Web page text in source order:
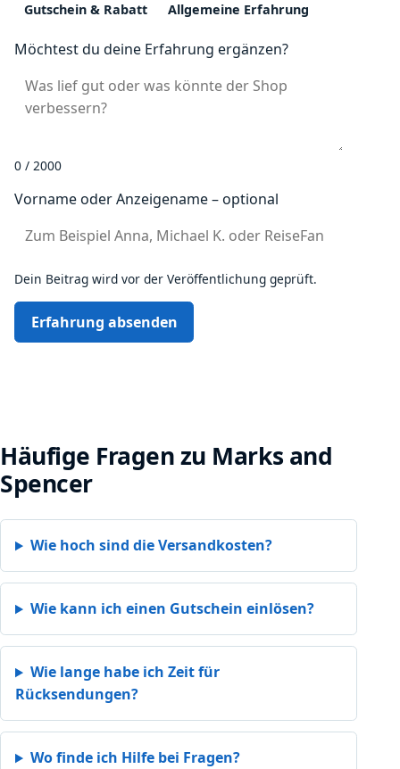
Gutschein & Rabatt
Allgemeine Erfahrung
Möchtest du deine Erfahrung ergänzen?
0 / 2000
Vorname oder Anzeigename – optional
Dein Beitrag wird vor der Veröffentlichung geprüft.
Erfahrung absenden
Häufige Fragen zu Marks and
Spencer
Wie hoch sind die Versandkosten?
Wie kann ich einen Gutschein einlösen?
Wie lange habe ich Zeit für
Rücksendungen?
Wo finde ich Hilfe bei Fragen?